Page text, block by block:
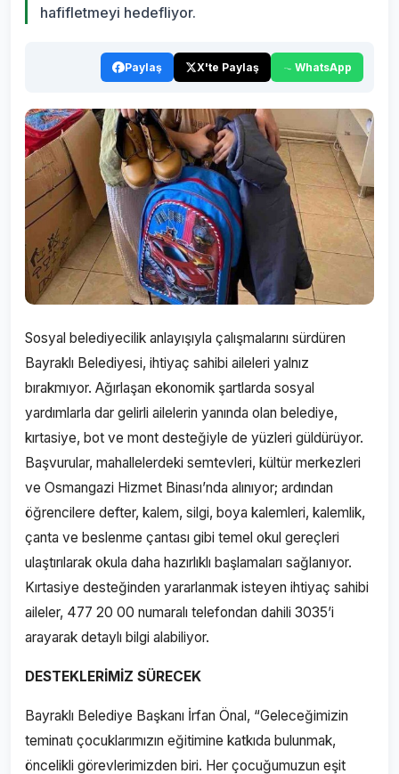
hafifletmeyi hedefliyor.
Paylaş X'te Paylaş WhatsApp
Sosyal belediyecilik anlayışıyla çalışmalarını sürdüren
Bayraklı Belediyesi, ihtiyaç sahibi aileleri yalnız
bırakmıyor. Ağırlaşan ekonomik şartlarda sosyal
yardımlarla dar gelirli ailelerin yanında olan belediye,
kırtasiye, bot ve mont desteğiyle de yüzleri güldürüyor.
Başvurular, mahallelerdeki semtevleri, kültür merkezleri
ve Osmangazi Hizmet Binası’nda alınıyor; ardından
öğrencilere defter, kalem, silgi, boya kalemleri, kalemlik,
çanta ve beslenme çantası gibi temel okul gereçleri
ulaştırılarak okula daha hazırlıklı başlamaları sağlanıyor.
Kırtasiye desteğinden yararlanmak isteyen ihtiyaç sahibi
aileler, 477 20 00 numaralı telefondan dahili 3035’i
arayarak detaylı bilgi alabiliyor.
DESTEKLERİMİZ SÜRECEK
Bayraklı Belediye Başkanı İrfan Önal, “Geleceğimizin
teminatı çocuklarımızın eğitimine katkıda bulunmak,
öncelikli görevlerimizden biri. Her çocuğumuzun eşit